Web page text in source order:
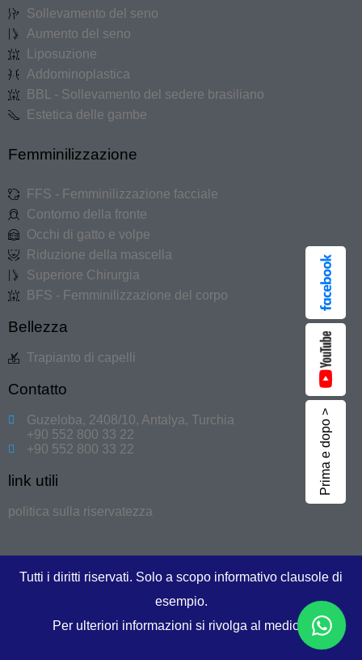
Sollevamento del seno
Aumento del seno
Liposuzione
Addominoplastica
BBL - Sollevamento del sedere brasiliano
Estetica delle gambe
Femminilizzazione
FFS - Femminilizzazione facciale
Contorno della fronte
Occhi di gatto e volpe
Riduzione della mascella
Superiore Chirurgia
BFS - Femminilizzazione del corpo
Bellezza
Trapianto di capelli
Contatto
Guzeloba, 2408/10, Antalya, Turchia
+90 552 800 33 22
+90 552 800 33 22
link utili
politica sulla riservatezza
Tutti i diritti riservati. Solo a scopo informativo clausole di
esempio.
Per ulteriori informazioni si rivolga al medico.
Prima e dopo >